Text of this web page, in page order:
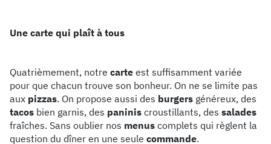
Une carte qui plaît à tous
Quatrièmement, notre carte est suffisamment variée
pour que chacun trouve son bonheur. On ne se limite pas
aux pizzas. On propose aussi des burgers généreux, des
tacos bien garnis, des paninis croustillants, des salades
fraîches. Sans oublier nos menus complets qui règlent la
question du dîner en une seule commande.